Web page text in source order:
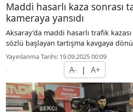
Maddi hasarlı kaza sonrası
kameraya yansıdı
Aksaray’da maddi hasarlı trafik
sözlü başlayan tartışma kavgaya
Yayınlanma Tarihi: 19.09.2025 00:09
A- | A+